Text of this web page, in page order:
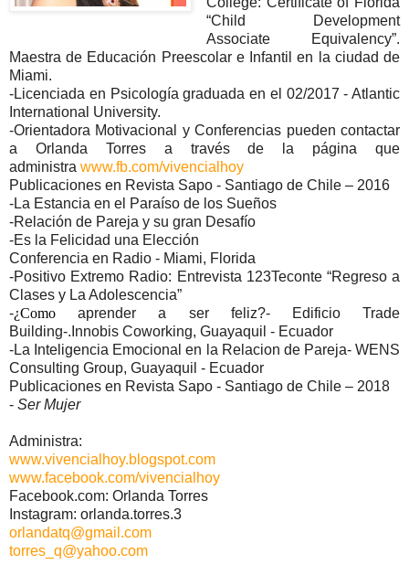
“Child Development
Associate Equivalency”.
Maestra de Educación Preescolar e Infantil en la ciudad de
Miami.
-Licenciada en Psicología graduada en el 02/2017 - Atlantic
International University.
-Orientadora Motivacional y Conferencias pueden contactar
a Orlanda Torres a través de la página que
administra www.fb.com/vivencialhoy
Publicaciones en Revista Sapo - Santiago de Chile – 2016
-La Estancia en el Paraíso de los Sueños
-Relación de Pareja y su gran Desafío
-Es la Felicidad una Elección
Conferencia en Radio - Miami, Florida
-Positivo Extremo Radio: Entrevista 123Teconte “Regreso a
Clases y La Adolescencia”
-¿Como aprender a ser feliz?- Edificio Trade
Building-.Innobis Coworking, Guayaquil - Ecuador
-La Inteligencia Emocional en la Relacion de Pareja- WENS
Consulting Group, Guayaquil - Ecuador
Publicaciones en Revista Sapo - Santiago de Chile – 2018
- Ser Mujer
Administra:
www.vivencialhoy.blogspot.com
www.facebook.com/vivencialhoy
Facebook.com: Orlanda Torres
Instagram: orlanda.torres.3
orlandatq@gmail.com
torres_q@yahoo.com